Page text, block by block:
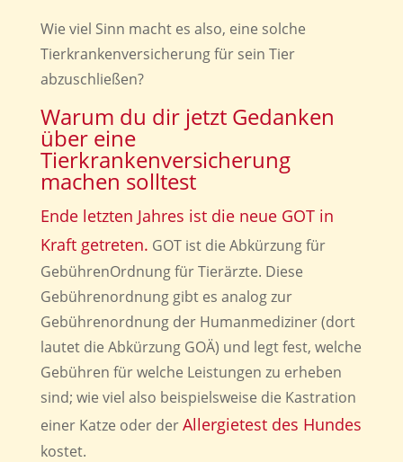
Wie viel Sinn macht es also, eine solche
Tierkrankenversicherung für sein Tier
abzuschließen?
Warum du dir jetzt Gedanken
über eine
Tierkrankenversicherung
machen solltest
Ende letzten Jahres ist die neue GOT in
Kraft getreten. GOT ist die Abkürzung für
GebührenOrdnung für Tierärzte. Diese
Gebührenordnung gibt es analog zur
Gebührenordnung der Humanmediziner (dort
lautet die Abkürzung GOÄ) und legt fest, welche
Gebühren für welche Leistungen zu erheben
sind; wie viel also beispielsweise die Kastration
einer Katze oder derAllergietest des Hundes
kostet.